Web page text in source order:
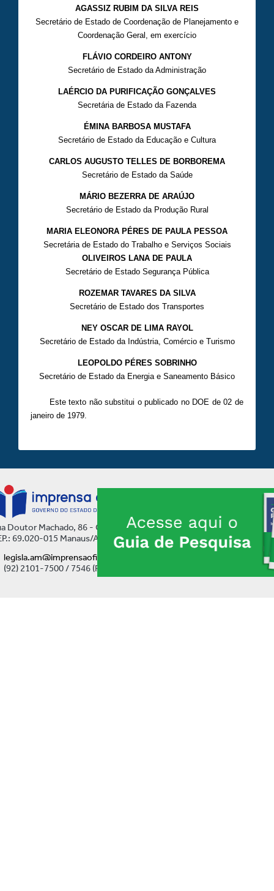
AGASSIZ RUBIM DA SILVA REIS
Secretário de Estado de Coordenação de Planejamento e
Coordenação Geral, em exercício
FLÁVIO CORDEIRO ANTONY
Secretário de Estado da Administração
LAÉRCIO DA PURIFICAÇÃO GONÇALVES
Secretária de Estado da Fazenda
ÉMINA BARBOSA MUSTAFA
Secretário de Estado da Educação e Cultura
CARLOS AUGUSTO TELLES DE BORBOREMA
Secretário de Estado da Saúde
MÁRIO BEZERRA DE ARAÚJO
Secretário de Estado da Produção Rural
MARIA ELEONORA PÉRES DE PAULA PESSOA
Secretária de Estado do Trabalho e Serviços Sociais
OLIVEIROS LANA DE PAULA
Secretário de Estado Segurança Pública
ROZEMAR TAVARES DA SILVA
Secretário de Estado dos Transportes
NEY OSCAR DE LIMA RAYOL
Secretário de Estado da Indústria, Comércio e Turismo
LEOPOLDO PÉRES SOBRINHO
Secretário de Estado da Energia e Saneamento Básico
Este texto não substitui o publicado no DOE de 02 de
janeiro de 1979.
Doutor Machado, 86 - Centro
69.020-015 Manaus/AM
legisla.am@imprensaoficial.am.gov.br
(92) 2101-7500 / 7546 (Ramal)